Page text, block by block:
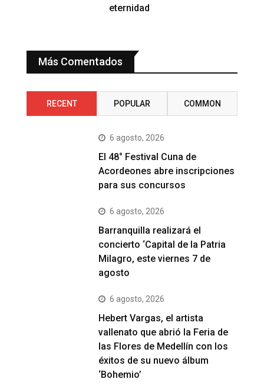
eternidad
Más Comentados
RECENT POPULAR COMMON
6 agosto, 2026
El 48° Festival Cuna de
Acordeones abre inscripciones
para sus concursos
6 agosto, 2026
Barranquilla realizará el
concierto ‘Capital de la Patria
Milagro, este viernes 7 de
agosto
6 agosto, 2026
Hebert Vargas, el artista
vallenato que abrió la Feria de
las Flores de Medellín con los
éxitos de su nuevo álbum
‘Bohemio’